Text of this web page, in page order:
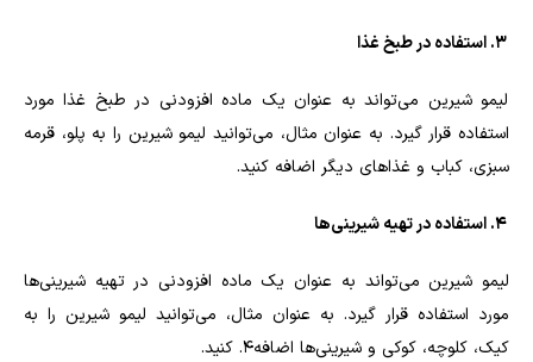
3. استفاده در طبخ غذا
لیمو شیرین می‌تواند به عنوان یک ماده افزودنی در طبخ غذا مورد
استفاده قرار گیرد. به عنوان مثال، می‌توانید لیمو شیرین را به پلو، قرمه
سبزی، کباب و غذاهای دیگر اضافه کنید.
4. استفاده در تهیه شیرینی‌ها
لیمو شیرین می‌تواند به عنوان یک ماده افزودنی در تهیه شیرینی‌ها
مورد استفاده قرار گیرد. به عنوان مثال، می‌توانید لیمو شیرین را به
کیک، کلوچه، کوکی و شیرینی‌ها اضافه4. کنید.